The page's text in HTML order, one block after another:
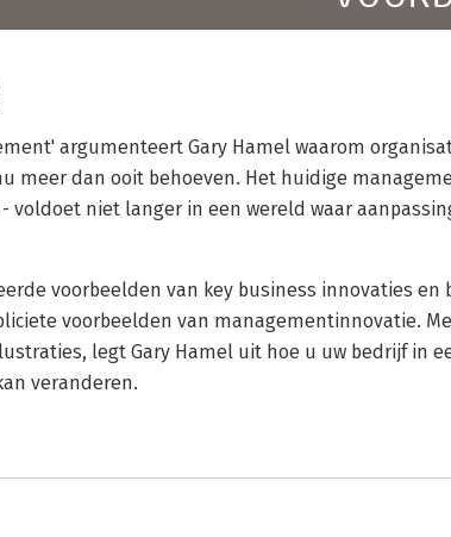
argumenteert Gary Hamel waarom
meer dan ooit behoeven. Het huidige
voldoet niet langer in een wereld waar
voorbeelden van key business innovaties en
voorbeelden van managementinnovatie.
legt Gary Hamel uit hoe u uw bedrijf in
veranderen.